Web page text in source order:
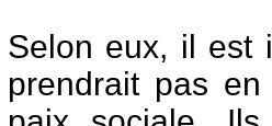
Selon eux, il est
prendrait pas